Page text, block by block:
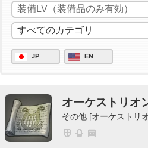
JP EN
オーケストリオ
その他 [オーケストリ